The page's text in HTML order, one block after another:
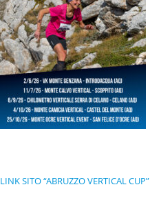
LINK SITO “ABRUZZO VERTICAL CUP”